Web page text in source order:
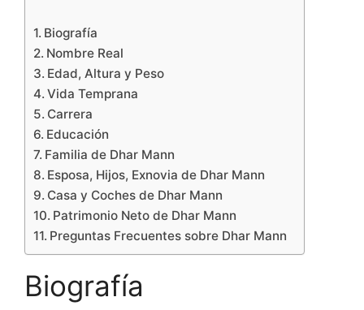
Biografía
Nombre Real
Edad, Altura y Peso
Vida Temprana
Carrera
Educación
Familia de Dhar Mann
Esposa, Hijos, Exnovia de Dhar Mann
Casa y Coches de Dhar Mann
Patrimonio Neto de Dhar Mann
Preguntas Frecuentes sobre Dhar Mann
Biografía